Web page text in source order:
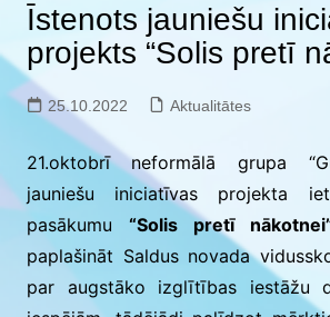
Īstenots jauniešu
projekts “Solis pretī
25.10.2022 Aktualitātes
21.oktobrī neformālā grupa
jauniešu iniciatīvas projekta
pasākumu “Solis pretī
paplašināt Saldus novada
par augstāko izglītības iestāžu